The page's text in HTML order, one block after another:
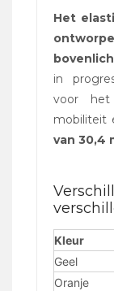
Het
in
voor het
mobiliteit
van 30,4
Kleur
Geel
Oranje